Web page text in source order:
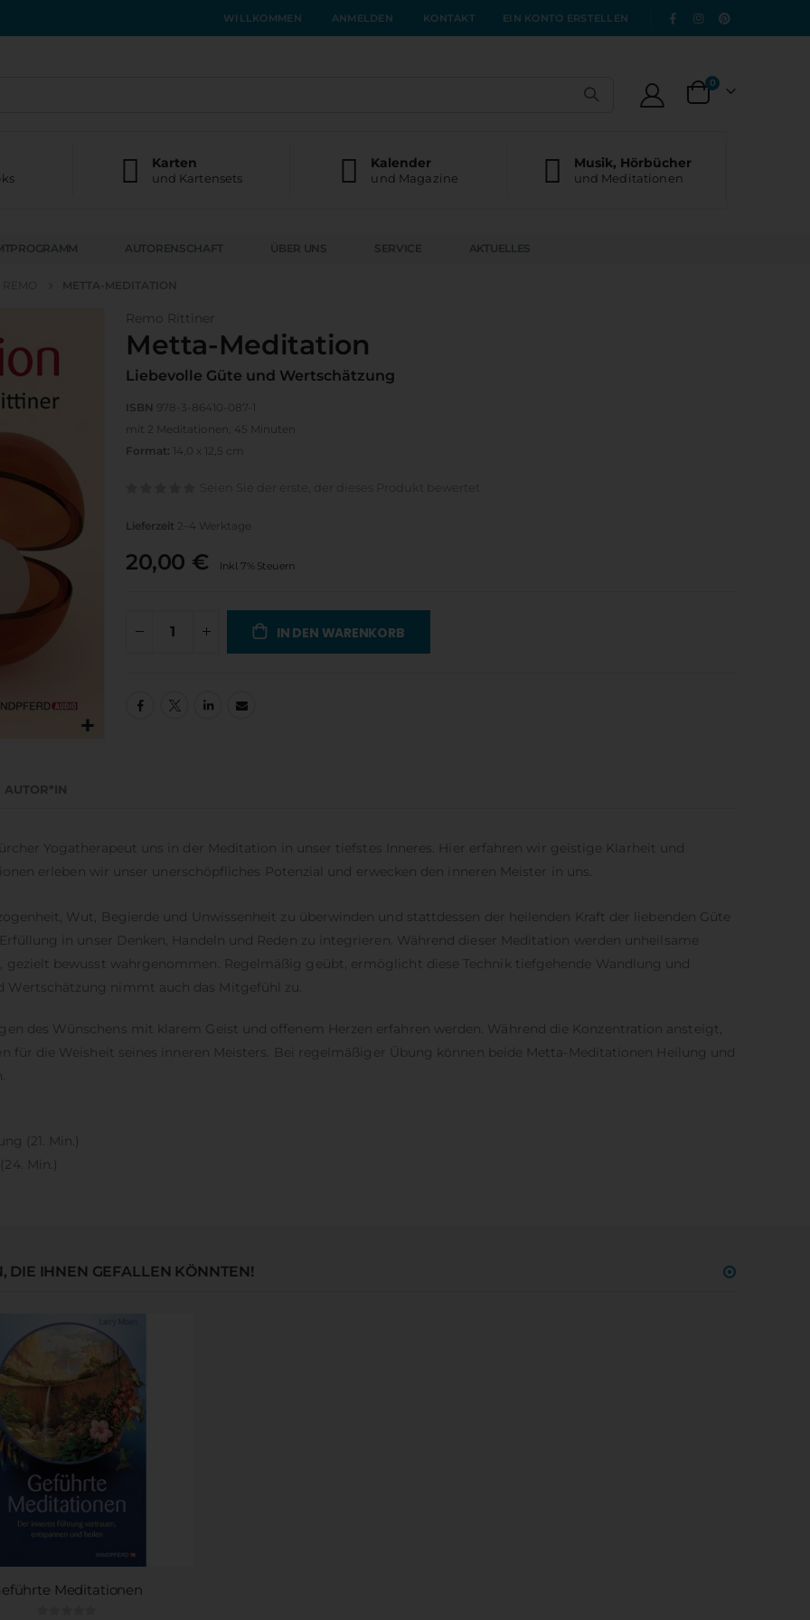
WILLKOMMEN ANMELDEN KONTAKT EIN KONTO ERSTELLEN
Warenkorb
0Artikel
Karten
und Kartensets
Kalender
und Magazine
Musik, Hörbücher
und Meditationen
AUTORENSCHAFT ÜBER UNS SERVICE AKTUELLES
Remo Rittiner
Metta-Meditation
Liebevolle Güte und Wertschätzung
ISBN
978-3-86410-087-1
mit 2 Meditationen, 45 Minuten
Format: 14,0 x 12,5 cm
Lieferzeit 2–4 Werktage
20,00 € Inkl. 7% Steuern
IN DEN WARENKORB
Yogatherapeut uns in der Meditation in unser tiefstes Inneres. Hier erfahren wir geistige Klarheit und
erleben wir unser unerschöpfliches Potenzial und erwecken den inneren Meister in uns.
Wut, Begierde und Unwissenheit zu überwinden und stattdessen der heilenden Kraft der liebenden Güte
in unser Denken, Handeln und Reden zu integrieren. Während dieser Meditation werden unheilsame
gezielt bewusst wahrgenommen. Regelmäßig geübt, ermöglicht diese Technik tiefgehende Wandlung und
Wertschätzung nimmt auch das Mitgefühl zu.
des Wünschens mit klarem Geist und offenem Herzen erfahren werden. Während die Konzentration ansteigt,
für die Weisheit seines inneren Meisters. Bei regelmäßiger Übung können beide Metta-Meditationen Heilung und
(21. Min.)
Min.)
AUTOR*IN
DIE IHNEN GEFALLEN KÖNNTEN!
Meditationen